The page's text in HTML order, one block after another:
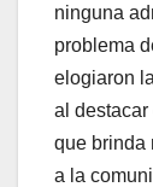
ninguna
problema
elogiaron
al
que brinda
a la